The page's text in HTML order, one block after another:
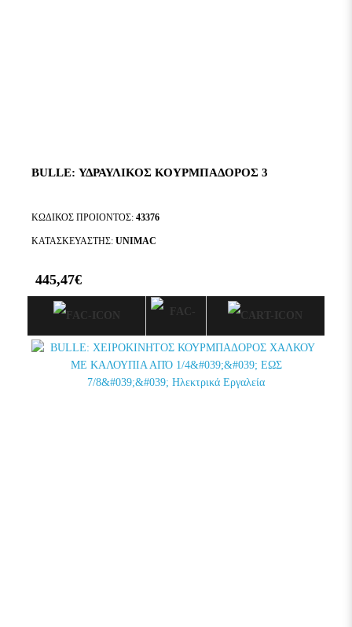
BULLE: ΥΔΡΑΥΛΙΚΟΣ ΚΟΥΡΜΠΑΔΟΡΟΣ 3
ΚΩΔΙΚΟΣ ΠΡΟΙΟΝΤΟΣ: 43376
ΚΑΤΑΣΚΕΥΑΣΤΗΣ: UNIMAC
445,47€